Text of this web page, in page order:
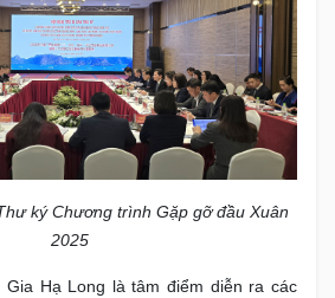
ký Chương trình Gặp gỡ đầu Xuân
2025
Gia Hạ Long là tâm điểm diễn ra các